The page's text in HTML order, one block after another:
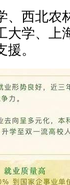
、西北农
大学、上
。